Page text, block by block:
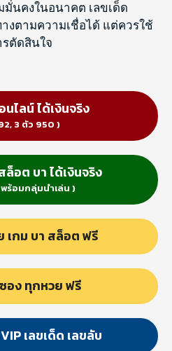
มั่นคงในอนาคต เลขเด็ด
งตามความเชื่อได้ แต่ควรใช้
ตัดสินใจ
ไลน์ ได้เงินจริง
3 ตัว 950 )
ล็อต บา ได้เงินจริง
พร้อมกลุ่มนำเล่น )
เกม บา สล็อต ฟรี
อง ทุกหวย ฟรี
เลขเด็ด เลขลับ